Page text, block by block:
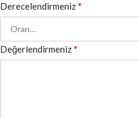
Derecelendirmeniz*
Değerlendirmeniz*